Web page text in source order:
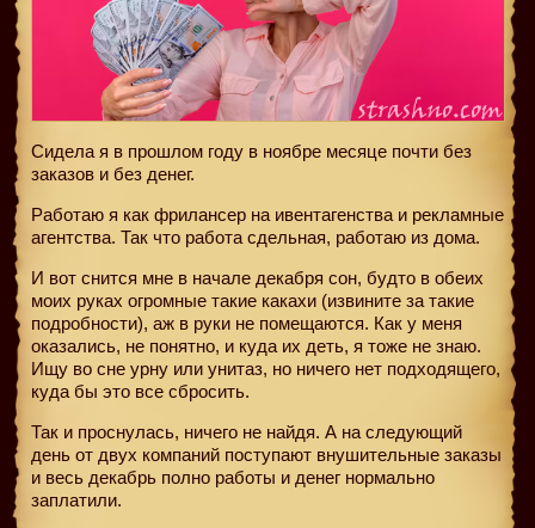
Сидела я в прошлом году в ноябре месяце почти без
заказов и без денег.
Работаю я как фрилансер на ивентагенства и рекламные
агентства. Так что работа сдельная, работаю из дома.
И вот снится мне в начале декабря сон, будто в обеих
моих руках огромные такие какахи (извините за такие
подробности), аж в руки не помещаются. Как у меня
оказались, не понятно, и куда их деть, я тоже не знаю.
Ищу во сне урну или унитаз, но ничего нет подходящего,
куда бы это все сбросить.
Так и проснулась, ничего не найдя. А на следующий
день от двух компаний поступают внушительные заказы
и весь декабрь полно работы и денег нормально
заплатили.